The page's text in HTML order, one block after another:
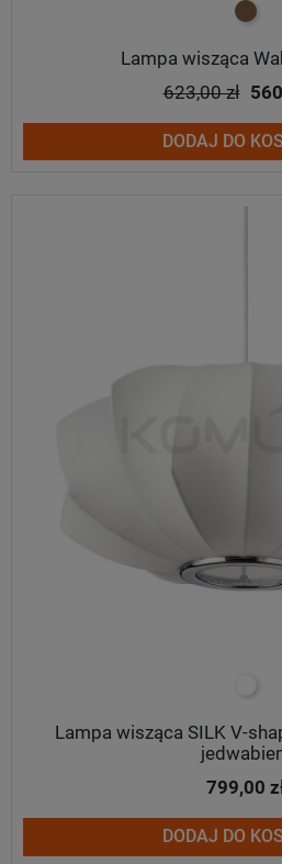
Lampa wisząca
623,00 zł
DODAJ DO
Lampa wisząca SILK V-
799,00
DODAJ DO